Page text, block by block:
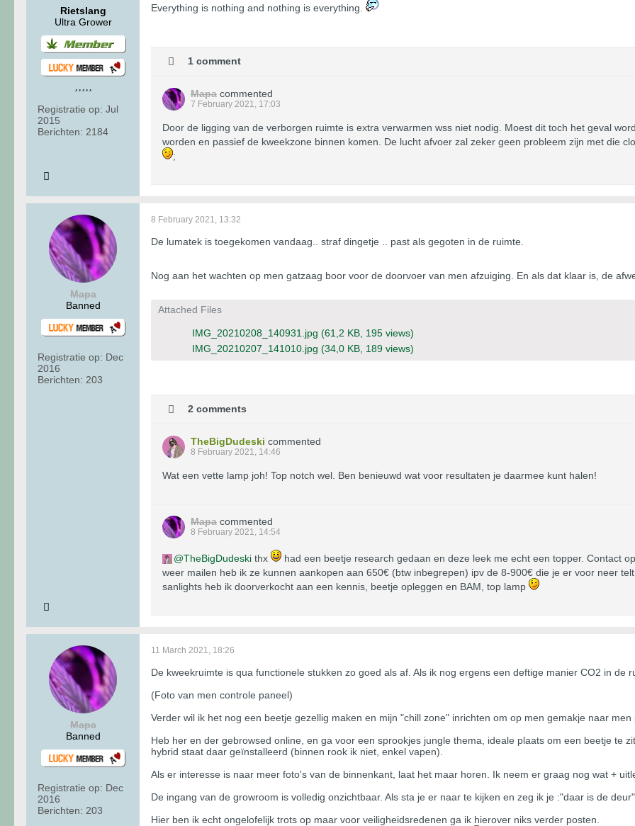
Rietslang
Ultra Grower
Registratie op: Jul
2015
Berichten: 2184
​​​​​​Everything is nothing and nothing is everything.
1 comment
Mapa commented
7 February 2021, 17:03
Door de ligging van de verborgen ruimte is extra verwarmen wss niet nodig. Moest dit toch het geval
worden en passief de kweekzone binnen komen. De lucht afvoer zal zeker geen probleem zijn met die
;
Mapa
Banned
Registratie op: Dec
2016
Berichten: 203
8 February 2021, 13:32
De lumatek is toegekomen vandaag.. straf dingetje .. past als gegoten in de ruimte.
Nog aan het wachten op men gatzaag boor voor de doorvoer van men afzuiging. En als dat klaar is, de
Attached Files
IMG_20210208_140931.jpg (61,2 KB, 195 views)
IMG_20210207_141010.jpg (34,0 KB, 189 views)
2 comments
TheBigDudeski commented
8 February 2021, 14:46
Wat een vette lamp joh! Top notch wel. Ben benieuwd wat voor resultaten je daarmee kunt halen!
Mapa commented
8 February 2021, 14:54
TheBigDudeski thx
had een beetje research gedaan en deze leek me echt een topper. Contact
weer mailen heb ik ze kunnen aankopen aan 650€ (btw inbegrepen) ipv de 8-900€ die je er voor neer
sanlights heb ik doorverkocht aan een kennis, beetje opleggen en BAM, top lamp
Mapa
Banned
Registratie op: Dec
2016
Berichten: 203
11 March 2021, 18:26
De kweekruimte is qua functionele stukken zo goed als af. Als ik nog ergens een deftige manier CO2 in de
(Foto van men controle paneel)
Verder wil ik het nog een beetje gezellig maken en mijn "chill zone" inrichten om op men gemakje naar men
Heb her en der gebrowsed online, en ga voor een sprookjes jungle thema, ideale plaats om een beetje te
hybrid staat daar geïnstalleerd (binnen rook ik niet, enkel vapen).
Als er interesse is naar meer foto's van de binnenkant, laat het maar horen. Ik neem er graag nog wat +
De ingang van de growroom is volledig onzichtbaar. Als sta je er naar te kijken en zeg ik je :"daar is de
​​​​​​Hier ben ik echt ongelofelijk trots op maar voor veiligheidsredenen ga ik hierover niks verder posten.